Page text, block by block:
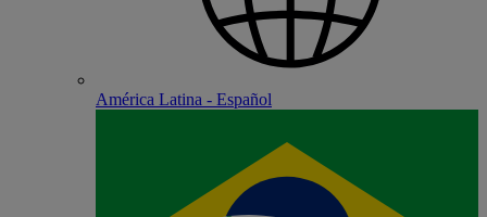
América Latina - Español